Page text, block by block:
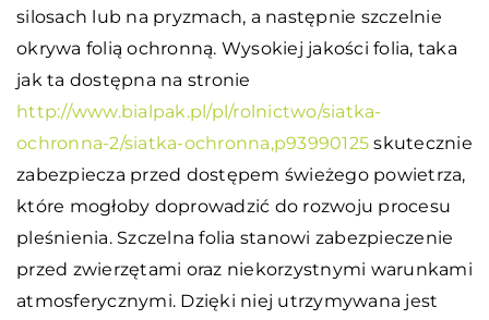
silosach lub na pryzmach, a następnie szczelnie
okrywa folią ochronną. Wysokiej jakości folia, taka
jak ta dostępna na stronie
http://www.bialpak.pl/pl/rolnictwo/siatka-
ochronna-2/siatka-ochronna,p93990125 skutecznie
zabezpiecza przed dostępem świeżego powietrza,
które mogłoby doprowadzić do rozwoju procesu
pleśnienia. Szczelna folia stanowi zabezpieczenie
przed zwierzętami oraz niekorzystnymi warunkami
atmosferycznymi. Dzięki niej utrzymywana jest